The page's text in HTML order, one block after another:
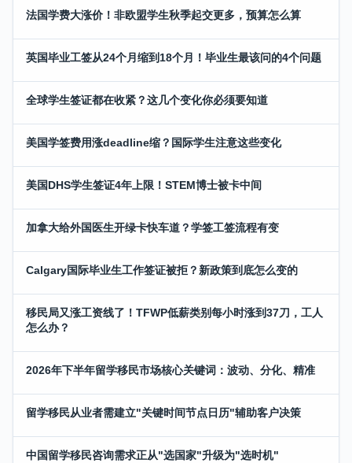
法国学费大涨价！非欧盟学生秋季起交更多，预算怎么算
英国毕业工签从24个月缩到18个月！毕业生最该问的4个问题
全球学生签证都在收紧？这几个变化你必须要知道
美国学签费用涨deadline缩？国际学生注意这些变化
美国DHS学生签证4年上限！STEM博士被卡中间
加拿大给外国医生开绿卡快车道？学签工签流程有变
Calgary国际毕业生工作签证被拒？新政策到底怎么变的
移民局又涨工资线了！TFWP低薪类别每小时涨到37刀，工人
怎么办？
2026年下半年留学移民市场核心关键词：波动、分化、精准
留学移民从业者需建立"关键时间节点日历"辅助客户决策
中国留学移民咨询需求正从"选国家"升级为"选时机"